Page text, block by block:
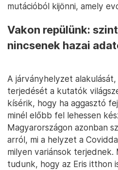
mutációból kijönni, amely
Vakon repülünk:
nincsenek hazai
A járványhelyzet alakulását,
terjedését a kutatók
kísérik, hogy ha aggasztó
minél előbb fel lehessen
Magyarországon azonban
arról, mi a helyzet a
milyen variánsok terjednek.
tudunk, hogy az Eris itthon